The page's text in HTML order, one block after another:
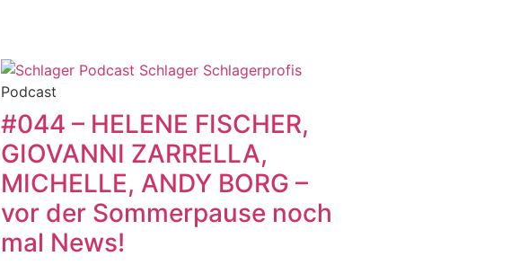
Podcast
#044 – HELENE FISCHER,
GIOVANNI ZARRELLA,
MICHELLE, ANDY BORG –
vor der Sommerpause noch
mal News!